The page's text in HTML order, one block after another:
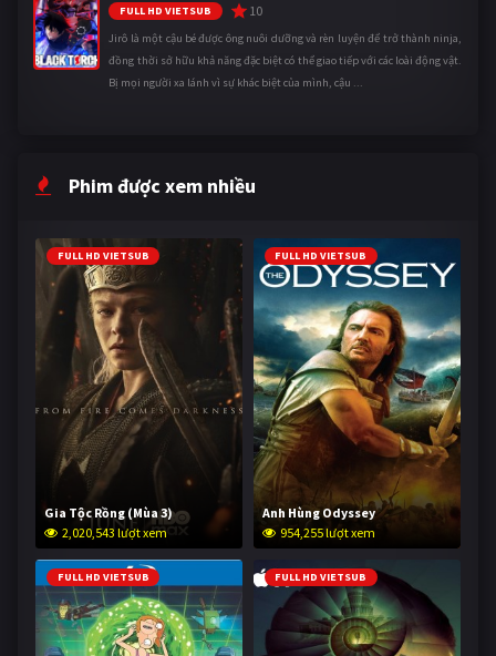
FULL HD VIETSUB 10
Jirô là một cậu bé được ông nuôi dưỡng và rèn luyện để trở thành ninja,
đồng thời sở hữu khả năng đặc biệt có thể giao tiếp với các loài động vật.
Bị mọi người xa lánh vì sự khác biệt của mình, cậu ...
Phim được xem nhiều
FULL HD VIETSUB
Gia Tộc Rồng (Mùa 3)
2,020,543 lượt xem
FULL HD VIETSUB
Anh Hùng Odyssey
954,255 lượt xem
FULL HD VIETSUB FULL HD VIETSUB